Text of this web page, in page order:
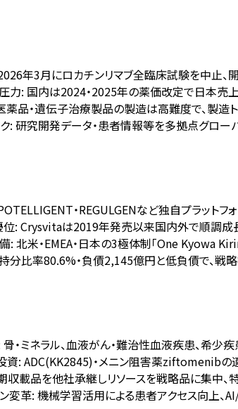
年3月にロカチンリマブ全臨床試験を中止
力: 国内は2024・2025年の薬価改定で日本売
薬品・遺伝子治療製品の製造は高難度で、製
: 研究開発データ・患者情報等を多拠点グロ
・REGULGENなど独自プラット
: Crysvitaは2019年発売以来国内外で順調成
北米・EMEA・日本の3極体制「One Kyowa
比率80.6%・負債2,145億円と低負債で、戦
・ミネラル、血液がん・難治性血液疾患、希
資: ADC(KK2845)・メニン阻害薬ziftomenibの
載品を他社承継しリソースを戦略品に集中、
変革: 機械学習活用による患者アクセス向上、